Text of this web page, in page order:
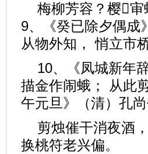
梅柳芳容？樱
9、《癸已除夕偶成
从物外知， 悄立市
10、《凤城新年
描金作闹蛾； 从此
午元旦》（清）孔
剪烛催干消夜酒
换桃符老兴偏。